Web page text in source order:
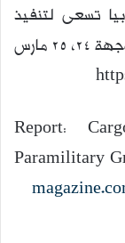
تسعى لتنفيذ
مخططات معدَّة سلفًا بخصوص السودان، الوجهة 24، 25 مارس
· 2-Report:
Paramilitary